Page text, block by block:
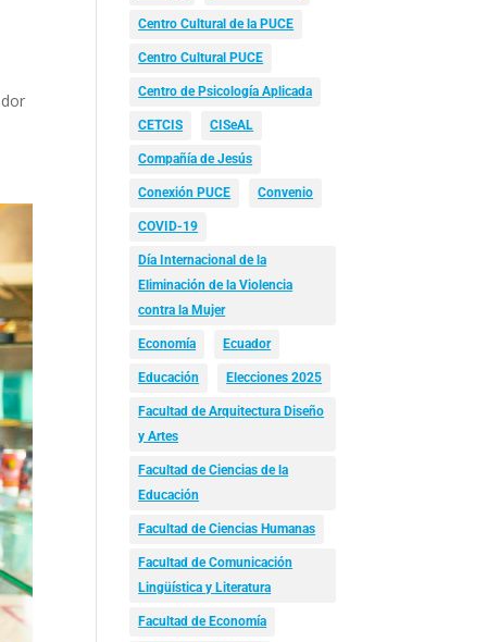
Centro Cultural de la PUCE
Centro Cultural PUCE
Centro de Psicología Aplicada
CETCIS CISeAL
Compañía de Jesús
Conexión PUCE Convenio
COVID-19
Día Internacional de la
Eliminación de la Violencia
contra la Mujer
Economía Ecuador
Educación Elecciones 2025
Facultad de Arquitectura Diseño
y Artes
Facultad de Ciencias de la
Educación
Facultad de Ciencias Humanas
Facultad de Comunicación
Lingüística y Literatura
Facultad de Economía